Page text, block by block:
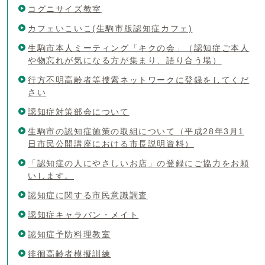
コグニサイズ教室
カフェいこいこ(生駒市版認知症カフェ)
生駒市本人ミーティング「キクの会」（認知症ご本人
や物忘れが気になる方が集まり、語り合う場）
行方不明高齢者等捜索ネットワークに登録をしてくだ
さい
認知症対策部会について
生駒市の認知症施策の取組について（平成28年3月1
日市民公開講座における市長説明資料）
「認知症の人にやさしいお店」の登録にご協力をお願
いします。
認知症に関する市民意識調査
認知症キャラバン・メイト
認知症予防料理教室
徘徊高齢者模擬訓練